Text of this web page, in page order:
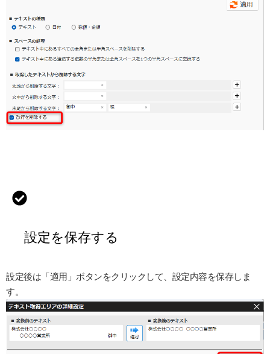
設定を保存する
設定後は「適用」ボタンをクリックして、設定内容を保存しま
す。